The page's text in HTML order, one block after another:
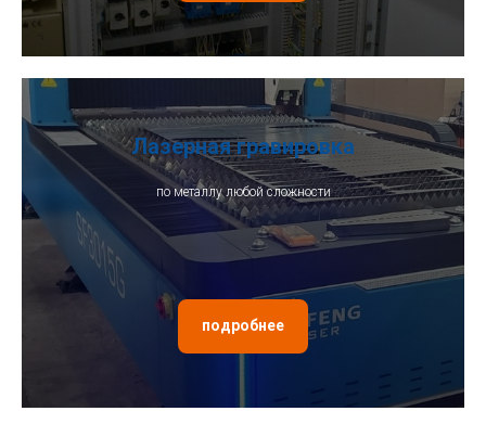
Лазерная гравировка
по металлу любой сложности
подробнее